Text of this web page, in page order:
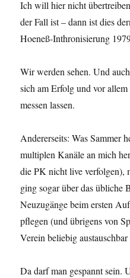
Ich will hier nicht
der Fall ist – dann ist dies
Hoeneß-Inthronisierung
Wir werden sehen. Und
sich am Erfolg und vor
messen lassen.
Andererseits: Was Sammer
multiplen Kanäle an mich
die PK nicht live verfolgen),
ging sogar über das übliche
Neuzugänge beim ersten
pflegen (und übrigens von
Verein beliebig austauschbar
Da darf man gespannt sein.